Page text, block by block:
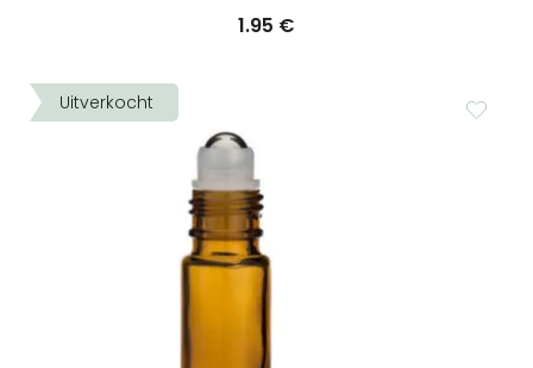
1.95 €
Uitverkocht